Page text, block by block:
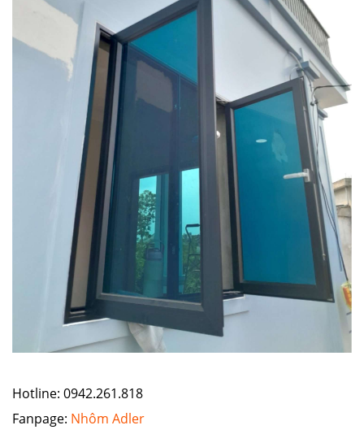
Hotline: 0942.261.818
Fanpage: Nhôm Adler